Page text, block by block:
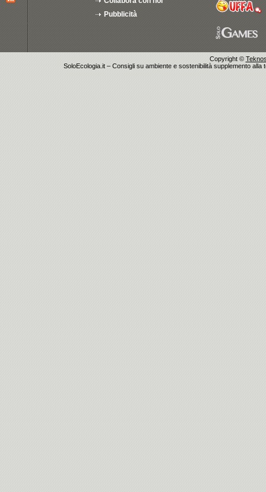
Pubblicità
Copyright ©
SoloEcologia.it – Consigli su ambiente e sostenibilità supplemento